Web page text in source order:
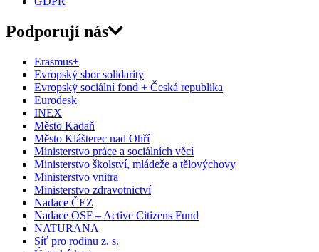
Podporují nás
Erasmus+
Evropský sbor solidarity
Evropský sociální fond + Česká republika
Eurodesk
INEX
Město Kadaň
Město Klášterec nad Ohří
Ministerstvo práce a sociálních věcí
Ministerstvo školství, mládeže a tělovýchovy
Ministerstvo vnitra
Ministerstvo zdravotnictví
Nadace ČEZ
Nadace OSF – Active Citizens Fund
NATURANA
Síť pro rodinu z. s.